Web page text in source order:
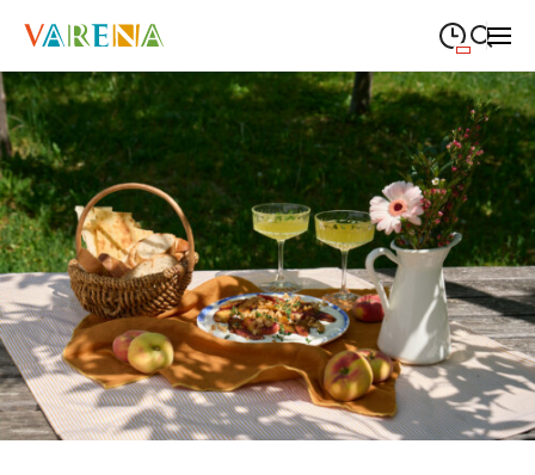
Suche schließen
Montag
MONTAG 09:00 —19:00
Dienstag
DIENSTAG 09:00—19:00
Mittwoch
MITTWOCH 09:00—19:00
Donnerstag
DONNERSTAG 09:00—19:00
Freitag
FREITAG 09:00 —19:00
Samstag
SAMSTAG 09:00—18:00